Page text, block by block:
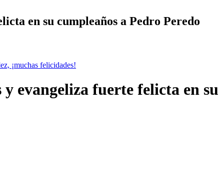
en su cumpleaños a Pedro Peredo
¡muchas felicidades!
evangeliza fuerte felicta en su